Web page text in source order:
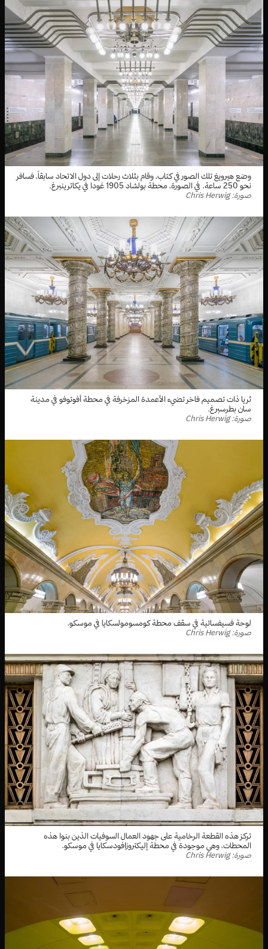
وضع هيرويغ تلك الصور في كتاب، وقام بثلاث رحلات إلى دول الاتحاد سابقاً، فسافر
نحو 250 ساعة. في الصورة، محطة بولشاد 1905 غودا في يكاترينبرغ.
صورة: Chris Herwig
ثريا ذات تصميم فاخر تضيء الأعمدة المزخرفة في محطة أفوتوفو في مدينة
سان بطرسبرغ.
صورة: Chris Herwig
لوحة فسيفسائية في سقف محطة كومسومولسكايا في موسكو.
صورة: Chris Herwig
تركز هذه القطعة الرخامية على جهود العمال السوفيات الذين بنوا هذه
المحطات، وهي موجودة في محطة إليكتروزافودسكايا في موسكو.
صورة: Chris Herwig